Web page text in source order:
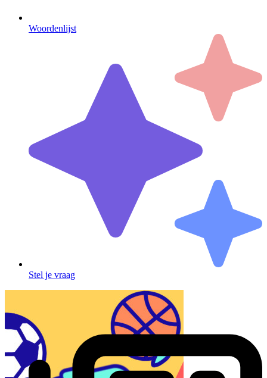
Woordenlijst
Stel je vraag